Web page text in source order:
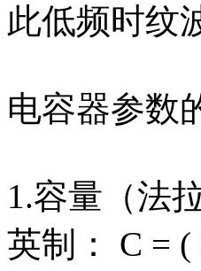
此低频时纹
电容器参数
1.容量（法拉
英制： C = (